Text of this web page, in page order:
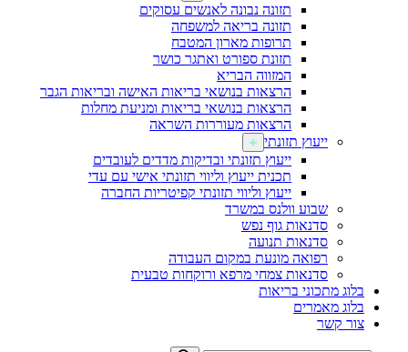
תזונה נבונה לאנשים עסוקים
תזונה בריאה למשפחה
תרופות מארון המטבח
תזונת ספורט ואתגר כושר
המזווה הבריא
הרצאות בנושאי בריאות האישה ובריאות הגבר
הרצאות בנושאי בריאות ומניעת מחלות
הרצאות מעוררות השראה
ייעוץ תזונתי
ייעוץ תזונתי ובדיקות מדדים לעובדים
תכנית ייעוץ וליווי תזונתי אישי עם עדי
ייעוץ וליווי תזונתי קפיטריות החברה
שבוע וולנס במשרד
סדנאות גוף נפש
סדנאות תנועה
רפואה מונעת במקום העבודה
סדנאות צמחי מרפא ורוקחות טבעית
בלוג מתכוני בריאות
בלוג מאמרים
צור קשר